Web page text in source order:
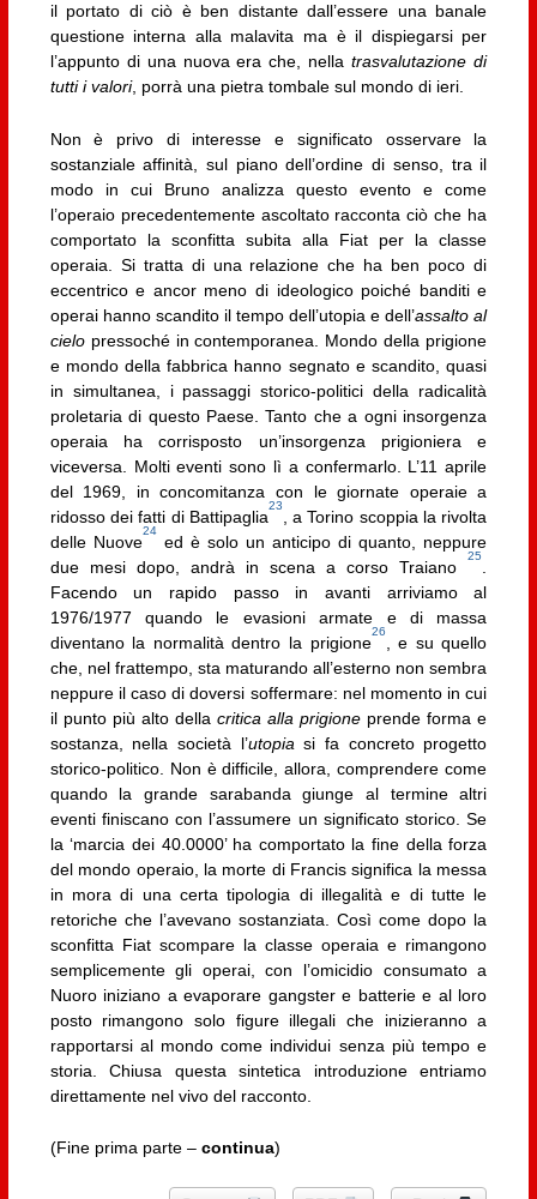
il portato di ciò è ben distante dall’essere una banale
questione interna alla malavita ma è il dispiegarsi per
l’appunto di una nuova era che, nellatrasvalutazione di
tutti i valori, porrà una pietra tombale sul mondo di ieri.
Non è privo di interesse e significato osservare la
sostanziale affinità, sul piano dell’ordine di senso, tra il
modo in cui Bruno analizza questo evento e come
l’operaio precedentemente ascoltato racconta ciò che ha
comportato la sconfitta subita alla Fiat per la classe
operaia. Si tratta di una relazione che ha ben poco di
eccentrico e ancor meno di ideologico poiché banditi e
operai hanno scandito il tempo dell’utopia e dell’assalto al
cielopressoché in contemporanea. Mondo della prigione
e mondo della fabbrica hanno segnato e scandito, quasi
in simultanea, i passaggi storico-politici della radicalità
proletaria di questo Paese. Tanto che a ogni insorgenza
operaia ha corrisposto un’insorgenza prigioniera e
viceversa. Molti eventi sono lì a confermarlo. L’11 aprile
del 1969, in concomitanza con le giornate operaie a
ridosso dei fatti di Battipaglia
23
, a Torino scoppia la rivolta
delle Nuove
24
ed è solo un anticipo di quanto, neppure
due mesi dopo, andrà in scena a corso Traiano
25
Facendo un rapido passo in avanti arriviamo al
1976/1977 quando le evasioni armate e di massa
diventano la normalità dentro la prigione
26
, e su quello
che, nel frattempo, sta maturando all’esterno non sembra
neppure il caso di doversi soffermare: nel momento in cui
il punto più alto della critica alla prigione prende forma e
sostanza, nella società l’utopia si fa concreto progetto
storico-politico. Non è difficile, allora, comprendere come
quando la grande sarabanda giunge al termine altri
eventi finiscano con l’assumere un significato storico. Se
la ‘marcia dei 40.0000’ ha comportato la fine della forza
del mondo operaio, la morte di Francis significa la messa
in mora di una certa tipologia di illegalità e di tutte le
retoriche che l’avevano sostanziata. Così come dopo la
sconfitta Fiat scompare la classe operaia e rimangono
semplicemente gli operai, con l’omicidio consumato a
Nuoro iniziano a evaporare gangster e batterie e al loro
posto rimangono solo figure illegali che inizieranno a
rapportarsi al mondo come individui senza più tempo e
storia. Chiusa questa sintetica introduzione entriamo
direttamente nel vivo del racconto.
(Fine prima parte – continua)